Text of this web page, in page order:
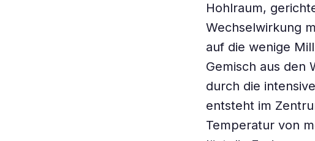
Hohlraum,
Wechselwirkung
auf die wenige
Gemisch aus den
durch die
entsteht im
Temperatur von